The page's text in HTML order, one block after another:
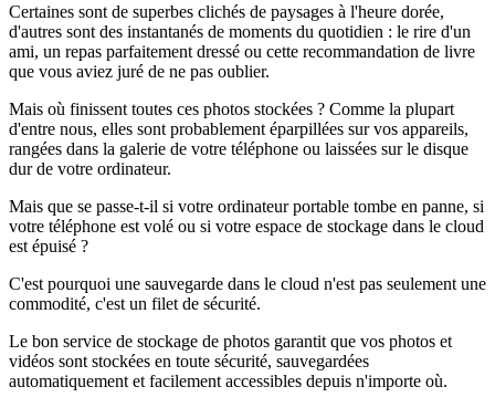
Certaines sont de superbes clichés de paysages à l'heure dorée,
d'autres sont des instantanés de moments du quotidien : le rire d'un
ami, un repas parfaitement dressé ou cette recommandation de livre
que vous aviez juré de ne pas oublier.
Mais où finissent toutes ces photos stockées ? Comme la plupart
d'entre nous, elles sont probablement éparpillées sur vos appareils,
rangées dans la galerie de votre téléphone ou laissées sur le disque
dur de votre ordinateur.
Mais que se passe-t-il si votre ordinateur portable tombe en panne, si
votre téléphone est volé ou si votre espace de stockage dans le cloud
est épuisé ?
C'est pourquoi une sauvegarde dans le cloud n'est pas seulement une
commodité, c'est un filet de sécurité.
Le bon service de stockage de photos garantit que vos photos et
vidéos sont stockées en toute sécurité, sauvegardées
automatiquement et facilement accessibles depuis n'importe où.